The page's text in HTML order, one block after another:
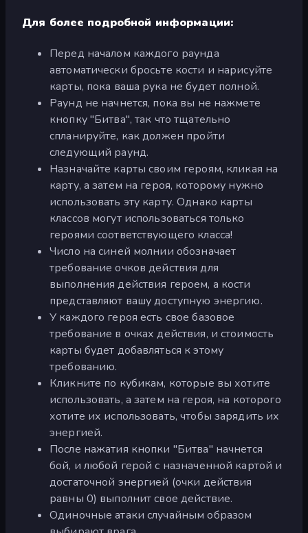
Для более подробной информации:
Перед началом каждого раунда
автоматически бросьте кости и нарисуйте
карты, пока ваша рука не будет полной.
Раунд не начнется, пока вы не нажмете
кнопку "Битва", так что тщательно
спланируйте, как должен пройти
следующий раунд.
Назначайте карты своим героям, кликая на
карту, а затем на героя, которому нужно
использовать эту карту. Однако карты
классов могут использоваться только
героями соответствующего класса!
Число на синей молнии обозначает
требование очков действия для
выполнения действия героем, а кости
представляют вашу доступную энергию.
У каждого героя есть свое базовое
требование в очках действия, и стоимость
карты будет добавляться к этому
требованию.
Кликните по кубикам, которые вы хотите
использовать, а затем на героя, на которого
хотите их использовать, чтобы зарядить их
энергией.
После нажатия кнопки "Битва" начнется
бой, и любой герой с назначенной картой и
достаточной энергией (очки действия
равны 0) выполнит свое действие.
Одиночные атаки случайным образом